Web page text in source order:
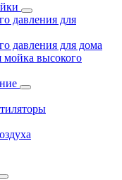
давления для
давления для дома
мойка высокого